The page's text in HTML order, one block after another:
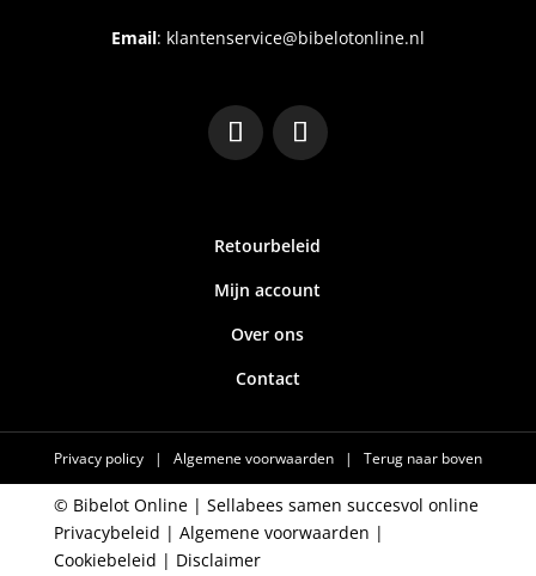
Email: klantenservice@bibelotonline.nl
Retourbeleid
Mijn account
Over ons
Contact
Privacy policy | Algemene voorwaarden | Terug naar boven
© Bibelot Online | Sellabees samen succesvol online
Privacybeleid | Algemene voorwaarden |
Cookiebeleid | Disclaimer